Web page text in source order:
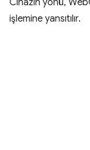
işlemine yansıtılır.